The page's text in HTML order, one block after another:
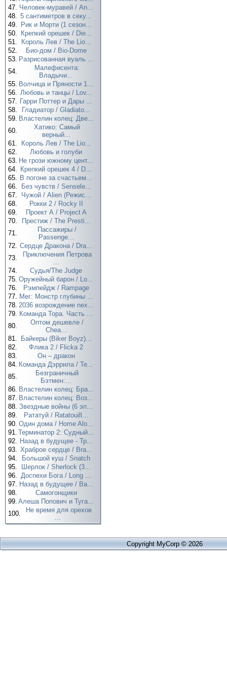
47. Человек-муравей / An...
48. 5 сантиметров в секу...
49.
Рик и Морти (1 сезон...
50.
Крепкий орешек / Die...
51.
Король Лев / The Lio...
52.
Био-дом / Bio-Dome
53. Разрисованная вуаль ...
54.
Малефисента:
Владычи...
55. Волчица и Пряности 1...
56. Любовь и танцы / Lov...
57. Гарри Поттер и Дары ...
58.
Гладиатор / Gladiato...
59. Властелин колец: Две...
60.
Хатико: Самый
верный...
61.
Король Лев / The Lio...
62.
Любовь и голуби
63. Не грози южному цент...
64. Крепкий орешек 4 / D...
65. В погоне за счастьем...
66.
Без чувств / Sensele...
67.
Чужой / Alien (Режис...
68.
Рокки 2 / Rocky II
69.
Проект А / Project A
70.
Престиж / The Presti...
71.
Пассажиры /
Passenge...
72. Сердце Дракона / Dra...
73.
Приключения Петрова
...
74.
Судья/The Judge
75. Оружейный барон / Lo...
76.
Рэмпейдж / Rampage
77. Мег: Монстр глубины ...
78. 2036 возрождение nex...
79. Команда Тора. Часть ...
80.
Оптом дешевле /
Chea...
81.
Байкеры (Biker Boyz)...
82.
Флика 2 / Flicka 2
83.
Он – дракон
84. Команда Дэррила / Te...
85.
Безграничный
Бэтмен:...
86. Властелин колец: Бра...
87. Властелин колец: Воз...
88. Звездные войны (6 эп...
89.
Рататуй / Ratatouill...
90. Один дома / Home Alo...
91. Терминатор 2: Судный...
92. Назад в будущее - Тр...
93. Храброе сердце / Bra...
94.
Большой куш / Snatch
95.
Шерлок / Sherlock (3...
96. Доспехи Бога / Long ...
97. Назад в будущее / Ba...
98.
Самогонщики
99. Алеша Попович и Туга...
100.
Не время для орехов
...
Copyright MyCorp © 2026